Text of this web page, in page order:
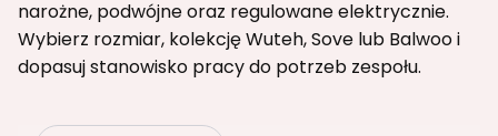
narożne, podwójne oraz regulowane elektrycznie.
Wybierz rozmiar, kolekcję Wuteh, Sove lub Balwoo i
dopasuj stanowisko pracy do potrzeb zespołu.